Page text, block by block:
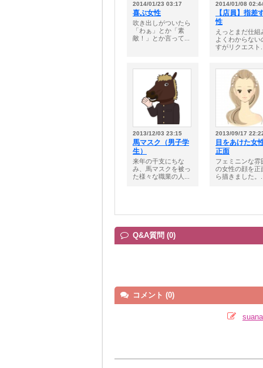
2014/01/23 03:17
喜ぶ女性
吹き出しがついたら
「わぁ」とか「素
敵！」とか言って...
2014/01/08
【店員】指差
性
えっとまだ仕組
よくわからない
すがリクエスト
2013/12/03 23:15
馬マスク（男子学
生）
来年の干支にちな
み、馬マスクを被っ
た様々な職業の人...
2013/09/17
目をあけた
正面
フェミニンな雰
の女性の顔を正
ら描きました。
Q&A質問 (0)
コメント (0)